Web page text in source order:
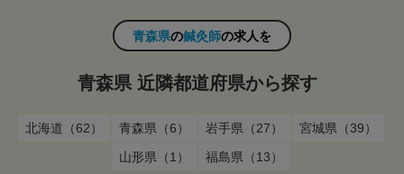
青森県の鍼灸師の求人を
青森県 近隣都道府県から探す
北海道（62） 青森県（6） 岩手県（27）
宮城県（39）
山形県（1）
福島県（13）